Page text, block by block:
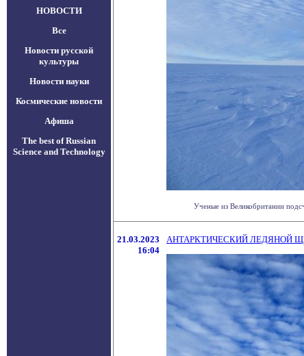
НОВОСТИ
Все
Новости русской
культуры
Новости науки
Космические новости
Афиша
The best of Russian
Science and Technology
Ученые из Великобритании
21.03.2023
16:04
АНТАРКТИЧЕСКИЙ ЛЕДЯНОЙ